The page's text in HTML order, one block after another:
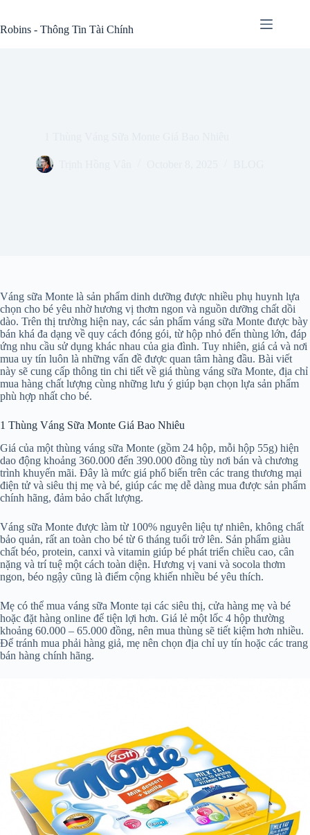
content
Robins - Thông Tin Tài Chính
Váng sữa Monte là sản phẩm dinh dưỡng được nhiều phụ huynh lựa
chọn cho bé yêu nhờ hương vị thơm ngon và nguồn dưỡng chất dồi
dào. Trên thị trường hiện nay, các sản phẩm váng sữa Monte được bày
bán khá đa dạng về quy cách đóng gói, từ hộp nhỏ đến thùng lớn, đáp
ứng nhu cầu sử dụng khác nhau của gia đình. Tuy nhiên, giá cả và nơi
mua uy tín luôn là những vấn đề được quan tâm hàng đầu. Bài viết
này sẽ cung cấp thông tin chi tiết về giá thùng váng sữa Monte, địa chỉ
mua hàng chất lượng cùng những lưu ý giúp bạn chọn lựa sản phẩm
phù hợp nhất cho bé.
1 Thùng Váng Sữa Monte Giá Bao Nhiêu
Giá của một thùng váng sữa Monte (gồm 24 hộp, mỗi hộp 55g) hiện
dao động khoảng 360.000 đến 390.000 đồng tùy nơi bán và chương
trình khuyến mãi. Đây là mức giá phổ biến trên các trang thương mại
điện tử và siêu thị mẹ và bé, giúp các mẹ dễ dàng mua được sản phẩm
chính hãng, đảm bảo chất lượng.
Váng sữa Monte được làm từ 100% nguyên liệu tự nhiên, không chất
bảo quản, rất an toàn cho bé từ 6 tháng tuổi trở lên. Sản phẩm giàu
chất béo, protein, canxi và vitamin giúp bé phát triển chiều cao, cân
nặng và trí tuệ một cách toàn diện. Hương vị vani và socola thơm
ngon, béo ngậy cũng là điểm cộng khiến nhiều bé yêu thích.
Mẹ có thể mua váng sữa Monte tại các siêu thị, cửa hàng mẹ và bé
hoặc đặt hàng online để tiện lợi hơn. Giá lẻ một lốc 4 hộp thường
khoảng 60.000 – 65.000 đồng, nên mua thùng sẽ tiết kiệm hơn nhiều.
Để tránh mua phải hàng giả, mẹ nên chọn địa chỉ uy tín hoặc các trang
bán hàng chính hãng.